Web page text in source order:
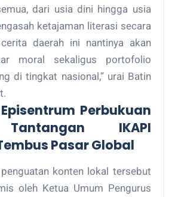
dari usia dini hingga usia
ketajaman literasi secara
daerah ini nantinya akan
moral sekaligus portofolio
di tingkat nasional,” urai Batin
Perbukuan
Tantangan IKAPI
Pasar Global
konten lokal tersebut
oleh Ketua Umum Pengurus